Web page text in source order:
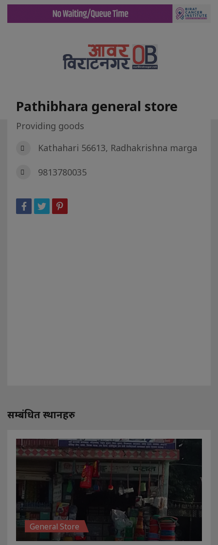
डिरेक्टरी Pathibhara general store
Pathibhara general store
Providing goods
Kathahari 56613, Radhakrishna marga
9813780035
सम्बंधित स्थानहरु
General Store